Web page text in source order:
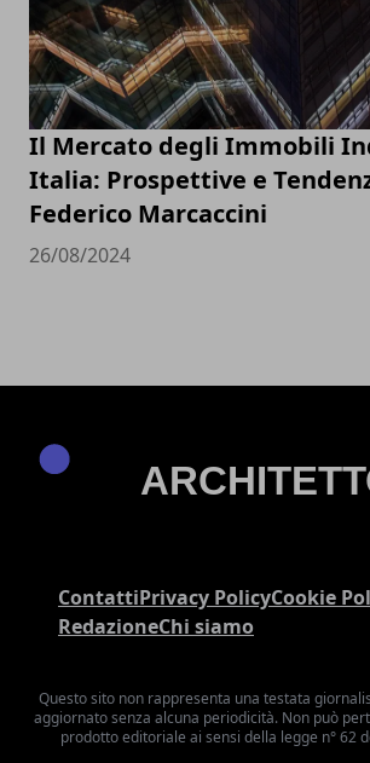
Il Mercato degli Immobili
Italia: Prospettive e
Federico Marcaccini
26/08/2024
ContattiPrivacy PolicyCookie
RedazioneChi siamo
Questo sito non rappresenta una testata
aggiornato senza alcuna periodicità. Non può
prodotto editoriale ai sensi della legge n° 62